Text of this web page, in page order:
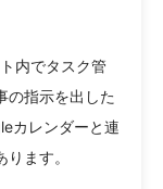
内でタスク管
の指示を出した
カレンダーと連
ます。